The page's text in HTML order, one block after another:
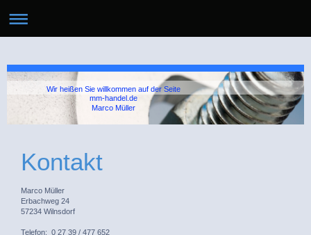
Wir heißen Sie willkommen auf der Seite
mm-handel.de
Marco Müller
Kontakt
Marco Müller
Erbachweg 24
57234 Wilnsdorf
Telefon: 0 27 39 / 477 652